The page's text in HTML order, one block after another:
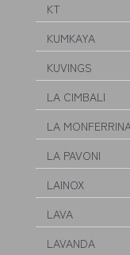
KT
KUMKAYA
KUVINGS
LA CIMBALI
LA
LA PAVONI
LAINOX
LAVA
LAVANDA